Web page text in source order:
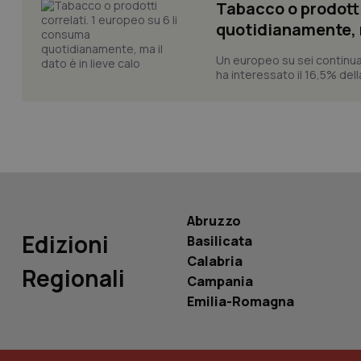
Tabacco o
quotidianamente,
Un europeo su sei
ha interessato il 16,5%
Edizioni
Regionali
Abruzzo
Basilicata
Calabria
Campania
Emilia-Romagna
tracking-sites-
tracking-enable